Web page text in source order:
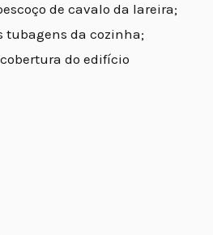
de cavalo da lareira;
tubagens da cozinha;
do edifício